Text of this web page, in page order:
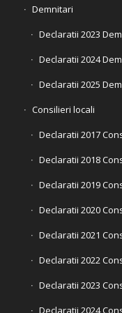
Demnitari
Declaratii 2023
Declaratii 2024
Declaratii 2025
Consilieri locali
Declaratii 2017
Declaratii 2018
Declaratii 2019
Declaratii 2020
Declaratii 2021
Declaratii 2022
Declaratii 2023
Declaratii 2024